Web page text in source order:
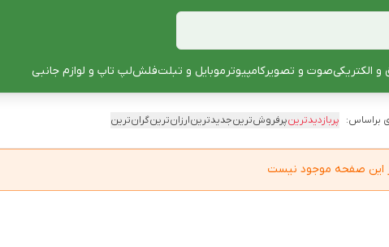
و الکتریکیصوت و تصویرکامپیوترموبایل و تبلتفلشلپ تاپ و لوازم جانبی
براساس: پربازدیدترینپرفروش‌ترینجدیدترینارزان‌ترینگران‌ترین
این صفحه موجود نیست